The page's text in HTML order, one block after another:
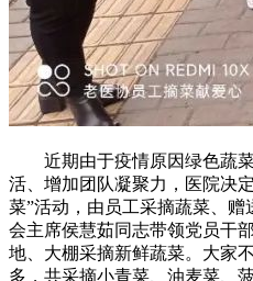
近期由于疫情原因绿色蔬菜
活、增加团队凝聚力，医院决
菜”活动，由员工采摘蔬菜、
会主席侯慧茹同志带领党员干
地、大棚采摘新鲜蔬菜。大家
多，共采摘小青菜、油麦菜、